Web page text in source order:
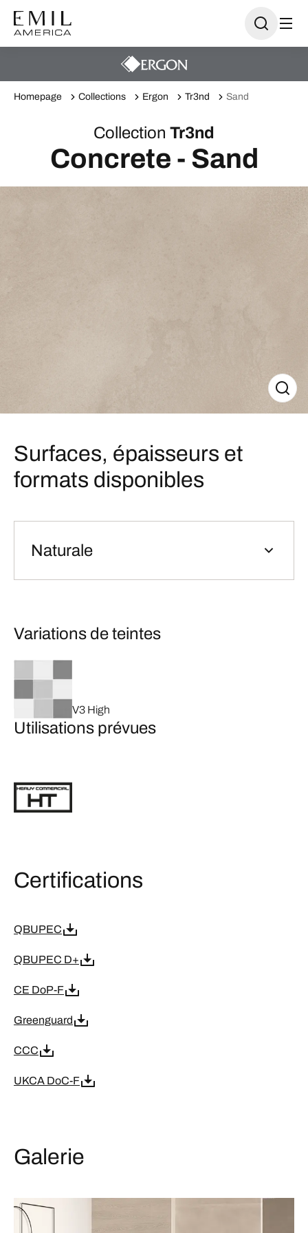
Homepage Collections Ergon Tr3nd Sand
Collection Tr3nd
Concrete - Sand
Surfaces, épaisseurs et
formats disponibles
Naturale
Variations de teintes
V3 High
Utilisations prévues
Certifications
QBUPEC
QBUPEC D+
CE DoP-F
Greenguard
CCC
UKCA DoC-F
Galerie